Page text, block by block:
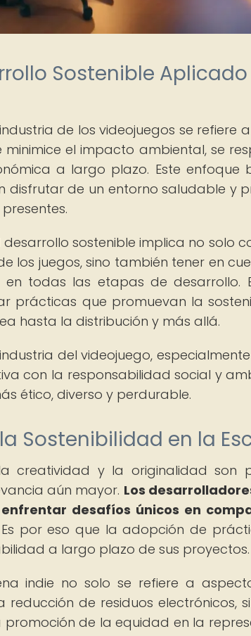
Sostenible
de los videojuegos se refiere
el impacto ambiental, se
a largo plazo. Este enfoque
disfrutar de un entorno saludable y
sostenible implica no solo
los juegos, sino también tener en
todas las etapas de desarrollo.
prácticas que promuevan la
hasta la distribución y más allá.
del videojuego,
con la responsabilidad social y
ético, diverso y perdurable.
Sostenibilidad en la
creatividad y la originalidad son
aún mayor. Los
desafíos únicos en
Es por eso que la adopción de
a largo plazo de sus proyectos.
indie no solo se refiere a
reducción de residuos electrónicos,
de la equidad en la